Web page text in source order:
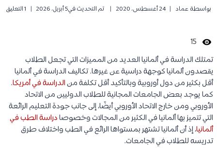
بواسطة عماد 24 أغسطس، 2020 تم التحديث في5 أبريل، 2026 1 التعليق
15
تمتلك الدراسة في ألمانيا العديد من المميزات التي تجعل الطلاب
يقصدون ألمانيا كوجهة دراسية عن غيرها. تكاليف الدراسة في ألمانيا
أقل بكثير من دول أوروبية وبالتأكيد أقل تكلفة منالدراسة في أمريكا.
كما يوجد بعض الجامعات المجانية للطلاب الدوليين من الاتحاد
الأوروبي ومن خارج الاتحاد الأوروبي أيضًا، إلى جانب جودة التعليم الرائعة
التي تتميز بها ألمانيا في الكثير من المجالات وخصوصادراسة الطب في
ألمانيا، إذ أن ألمانيا تشتهر بمستواها الرائع في الطب واختلاف طرق
تدريسه للطلاب في الجامعات.